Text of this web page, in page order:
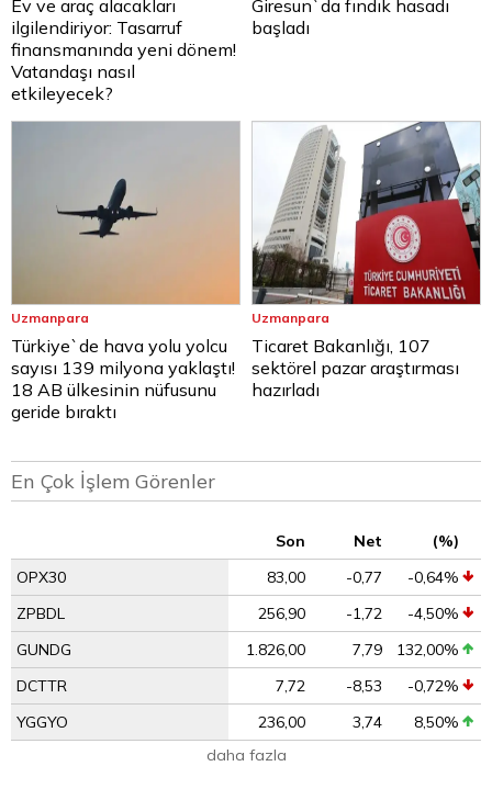
Ev ve araç alacakları
ilgilendiriyor: Tasarruf
finansmanında yeni dönem!
Vatandaşı nasıl
etkileyecek?
Giresun`da fındık hasadı
başladı
Uzmanpara
Türkiye`de hava yolu yolcu
sayısı 139 milyona yaklaştı!
18 AB ülkesinin nüfusunu
geride bıraktı
Uzmanpara
Ticaret Bakanlığı, 107
sektörel pazar araştırması
hazırladı
En Çok İşlem Görenler
Son Net
(%)
OPX30
83,00 -0,77
-0,64%
ZPBDL
256,90 -1,72
-4,50%
GUNDG
1.826,00 7,79
132,00%
DCTTR
7,72 -8,53
-0,72%
YGGYO
236,00 3,74
8,50%
daha fazla